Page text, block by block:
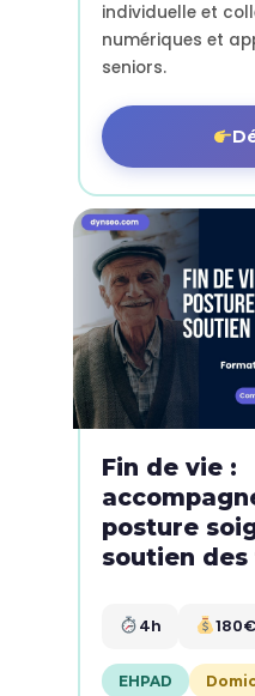
individuelle et
numériques et
seniors.
Fin de vie :
posture
soutien
4h 180€
EHPAD